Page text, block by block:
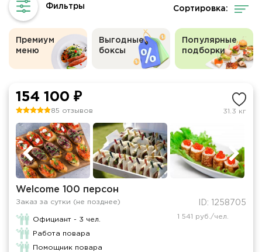
Сортировка:
Премиум
меню
Выгодные
боксы
Популярные
подборки
154 100 ₽
85 отзывов 31.3 кг
Welcome 100 персон
Заказ за сутки (не позднее) ID: 1258705
Официант - 3 чел.
Работа повара
Помощник повара
1 541 руб./чел.